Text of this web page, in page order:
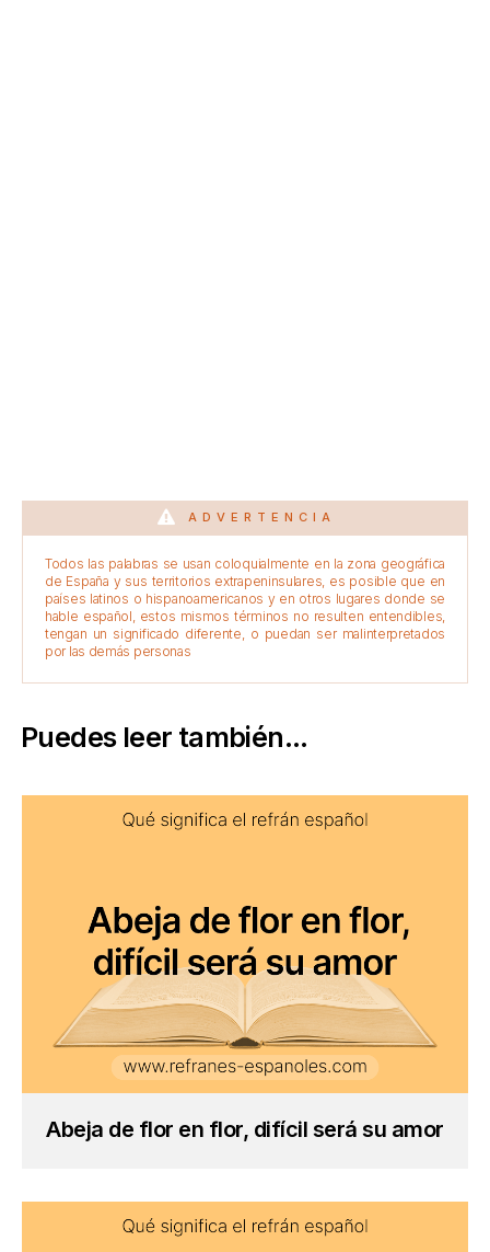
ADVERTENCIA
Todos las palabras se usan coloquialmente en la zona geográfica
de España y sus territorios extrapeninsulares, es posible que en
países latinos o hispanoamericanos y en otros lugares donde se
hable español, estos mismos términos no resulten entendibles,
tengan un significado diferente, o puedan ser malinterpretados
por las demás personas
Puedes leer también...
Abeja de flor en flor, difícil será su amor